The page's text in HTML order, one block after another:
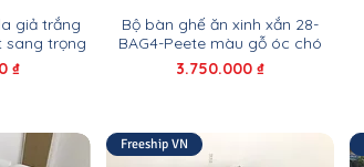
giả trắng
sang trọng
₫
Bộ bàn ghế ăn xinh xắn 28-
BAG4-Peete màu gỗ óc chó
Giá
3.750.000 ₫
Freeship VN